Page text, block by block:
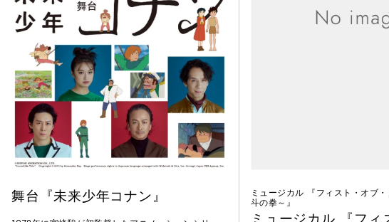
舞台『未来少年コナン』 ミュージカル 『フィスト・オブ
斗の拳～』